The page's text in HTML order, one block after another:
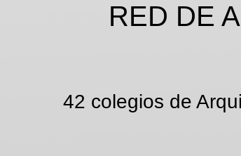
RED DE
42 colegios de